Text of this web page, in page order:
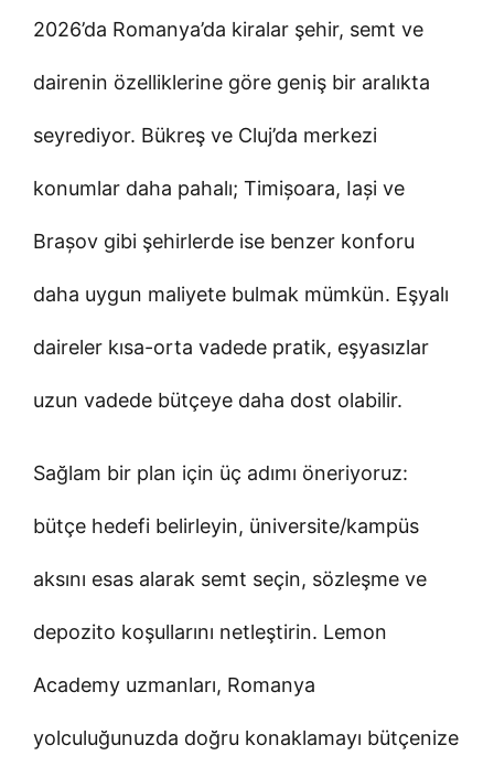
2026’da Romanya’da kiralar şehir, semt ve
dairenin özelliklerine göre geniş bir aralıkta
seyrediyor. Bükreş ve Cluj’da merkezi
konumlar daha pahalı; Timișoara, Iași ve
Brașov gibi şehirlerde ise benzer konforu
daha uygun maliyete bulmak mümkün. Eşyalı
daireler kısa-orta vadede pratik, eşyasızlar
uzun vadede bütçeye daha dost olabilir.
Sağlam bir plan için üç adımı öneriyoruz:
bütçe hedefi belirleyin, üniversite/kampüs
aksını esas alarak semt seçin, sözleşme ve
depozito koşullarını netleştirin. Lemon
Academy uzmanları, Romanya
yolculuğunuzda doğru konaklamayı bütçenize